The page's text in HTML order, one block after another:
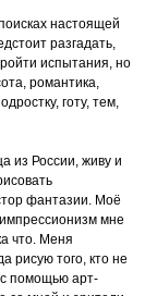
настоящей
разгадать,
испытания, но
романтика,
готу, тем,
из России, живу и
фантазии. Моё
мне
что. Меня
рисую того, кто не
с помощью арт-